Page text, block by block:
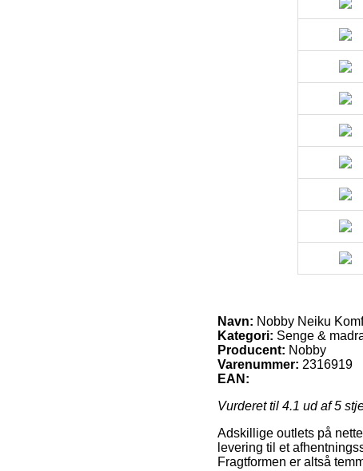
Navn: Nobby Neiku
Kategori: Senge &
Producent: Nobby
Varenummer: 2316919
EAN:
Vurderet til 4.1 ud af 5
Adskillige outlets på
levering til et
Fragtformen er altså